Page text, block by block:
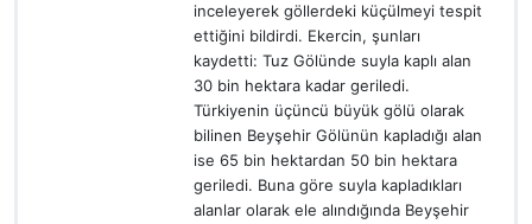
inceleyerek göllerdeki küçülmeyi tespit
ettiğini bildirdi. Ekercin, şunları
kaydetti: Tuz Gölünde suyla kaplı alan
30 bin hektara kadar geriledi.
Türkiyenin üçüncü büyük gölü olarak
bilinen Beyşehir Gölünün kapladığı alan
ise 65 bin hektardan 50 bin hektara
geriledi. Buna göre suyla kapladıkları
alanlar olarak ele alındığında Beyşehir